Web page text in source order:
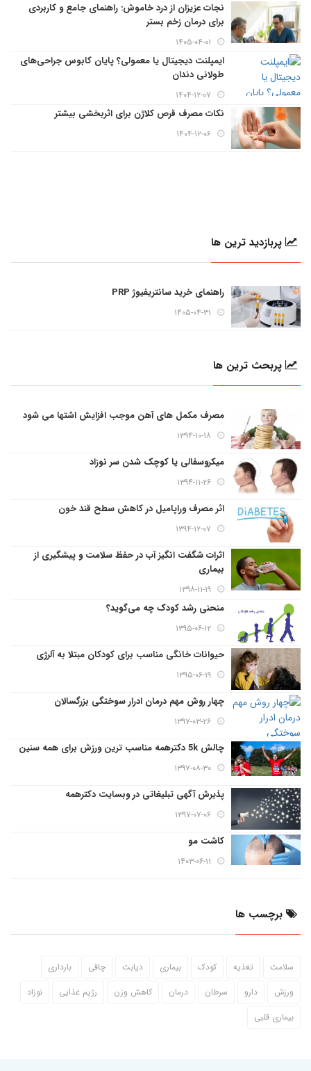
نجات عزیزان از درد خاموش: راهنمای جامع و کاربردی
برای درمان زخم بستر
۱۴۰۵-۰۴-۰۱
ایمپلنت دیجیتال یا معمولی؟ پایان کابوس جراحی‌های
طولانی دندان
۱۴۰۴-۱۲-۰۷
نکات مصرف قرص کلاژن برای اثربخشی بیشتر
۱۴۰۴-۱۲-۰۶
پربازدید ترین ها
راهنمای خرید سانتریفیوژ PRP
۱۴۰۵-۰۴-۳۱
پربحث ترین ها
مصرف مکمل های آهن موجب افزایش اشتها می شود
۱۳۹۴-۱۰-۱۸
میکروسفالی یا کوچک شدن سر نوزاد
۱۳۹۴-۱۱-۲۶
اثر مصرف وراپامیل در کاهش سطح قند خون
۱۳۹۴-۱۲-۰۷
اثرات شگفت انگیز آب در حفظ سلامت و پیشگیری از
بیماری
۱۳۹۸-۱۱-۱۹
منحنی رشد کودک چه می‌گوید؟
۱۳۹۵-۰۶-۱۲
حیوانات خانگی مناسب برای کودکان مبتلا به آلرژی
۱۳۹۵-۰۶-۱۹
چهار روش مهم درمان ادرار سوختگی بزرگسالان
۱۳۹۷-۰۳-۲۶
چالش 5k دکترهمه مناسب ترین ورزش برای همه سنین
۱۳۹۷-۰۸-۳۰
پذیرش آگهی تبلیغاتی در وبسایت دکترهمه
۱۳۹۷-۰۷-۰۶
کاشت مو
۱۴۰۳-۰۶-۱۱
برچسب ها
سلامت تغذیه کودک بیماری دیابت چاقی
بارداری
ورزش
دارو سرطان درمان کاهش وزن رژیم غذایی
نوزاد
بیماری قلبی